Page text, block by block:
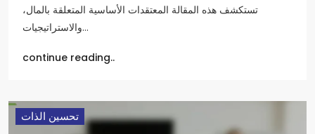
تستكشف هذه المقالة المعتقدات الأساسية المتعلقة بالمال،
والاستراتيجيات…
continue reading..
تحسين الذات